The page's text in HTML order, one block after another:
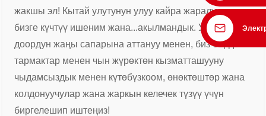
жакшы эл! Кытай улутунун улуу кайра жаралуусу
бизге күчтүү ишеним жана...акылмандык. Улуу жаңы
доордун жаңы сапарына аттануу менен, биз бардык
тармактар ​​менен чын жүрөктөн кызматташууну
чыдамсыздык менен күтөбүзкоом, өнөктөштөр жана
колдонуучулар жана жаркын келечек түзүү үчүн
биргелешип иштеңиз!